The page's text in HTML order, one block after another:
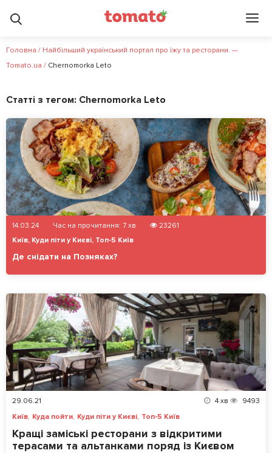
Головна / Найбільший український портал про їжу та ресторани. —
Tomato.ua / Chernomorka Leto
Статті з тегом: Chernomorka Leto
14.03.24 Час на прочитання: 7 хв
23261
Київ, Куди піти у Києві, Топ-5 Київ
Де снідати на Позняках?
29.06.21 4 хв
9493
Київ, Куда пойти, Куди піти у Києві, Топ-5 Київ
Кращі заміські ресторани з відкритими
терасами та альтанками поряд із Києвом